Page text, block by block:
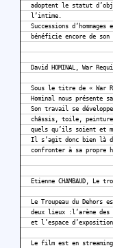
adoptent le statut
l’intime.
Successions
bénéficie encore de
David HOMINAL, War
Sous le titre de « War
Hominal nous présente
Son travail se
châssis, toile, peinture
quels qu’ils soient et
Il s’agit donc bien là
confronter à sa propre
Etienne CHAMBAUD, Le
Le Troupeau du
deux lieux :l’arène des
et l’espace
Le film est en